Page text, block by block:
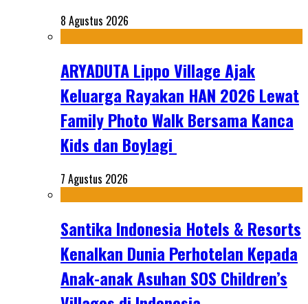
8 Agustus 2026
ARYADUTA Lippo Village Ajak
Keluarga Rayakan HAN 2026 Lewat
Family Photo Walk Bersama Kanca
Kids dan Boylagi
7 Agustus 2026
Santika Indonesia Hotels & Resorts
Kenalkan Dunia Perhotelan Kepada
Anak-anak Asuhan SOS Children’s